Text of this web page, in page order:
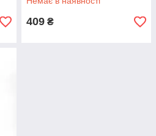
409 ₴